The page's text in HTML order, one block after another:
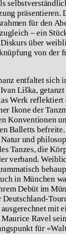
präsentieren.
für den
zugleich – ein
über
von der
entfaltet sich
Ivan Liška,
Werk reflektiert
Ikone der
Konventionen
Balletts
und
Tanzes, die
verband.
in München
Debüt im
mit
Ravel
für «